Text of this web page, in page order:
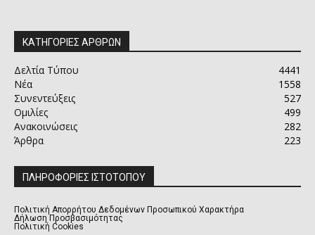
ΚΑΤΗΓΟΡΙΕΣ ΑΡΘΡΩΝ
Δελτία Τύπου
4441
Νέα
1558
Συνεντεύξεις
527
Ομιλίες
499
Ανακοινώσεις
282
Άρθρα
223
ΠΛΗΡΟΦΟΡΙΕΣ ΙΣΤΟΤΟΠΟΥ
Πολιτική Απορρήτου Δεδομένων Προσωπικού Χαρακτήρα
Δήλωση Προσβασιμότητας
Πολιτική Cookies